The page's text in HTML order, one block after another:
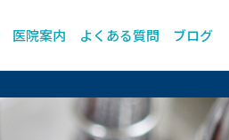
医院案内 よくある質問 ブログ